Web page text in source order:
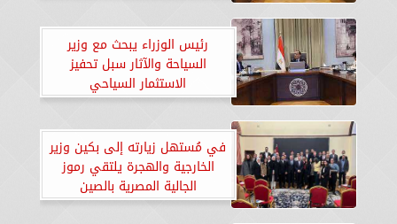
رئيس الوزراء يبحث مع وزير
السياحة والآثار سبل تحفيز
الاستثمار السياحي
في مُستهل زيارته إلى بكين وزير
الخارجية والهجرة يلتقي رموز
الجالية المصرية بالصين